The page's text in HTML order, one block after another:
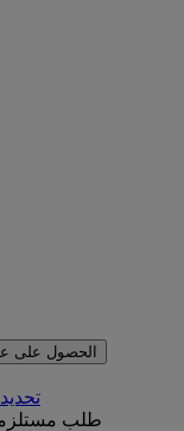
الحصول على
طلب